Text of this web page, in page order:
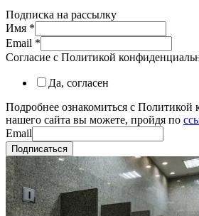
Подписка на рассылку
Имя *
Email *
Согласие с Политикой
Да, согласен
Подробнее ознакомиться с Политикой
нашего сайта вы можете, пройдя по
Email
Подписаться